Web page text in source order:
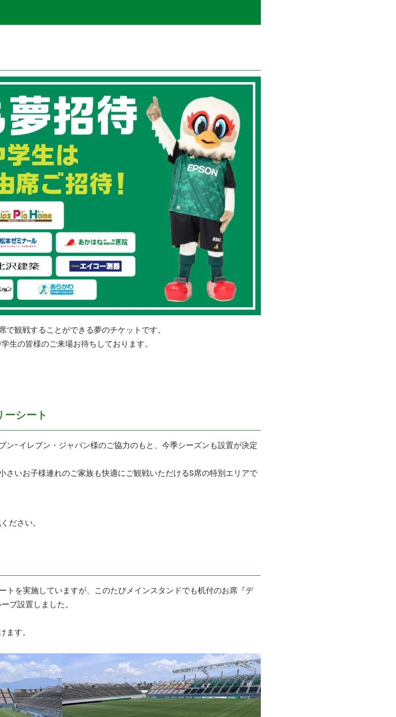
観戦することができる夢のチケットです。
生の皆様のご来場お待ちしております。
シート
ン-イレブン・ジャパン様のご協力のもと、今季シーズンも設置が決定
さいお子様連れのご家族も快適にご観戦いただけるS席の特別エリアで
ださい。
トを実施していますが、このたびメインスタンドでも机付のお席『デ
プ設置しました。
す。